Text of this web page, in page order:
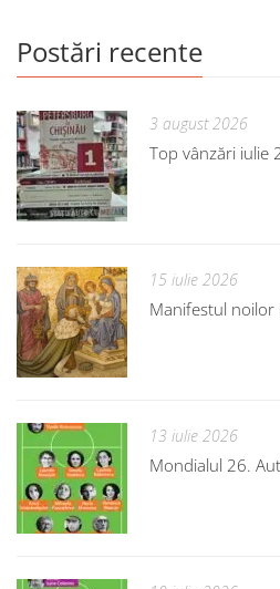
Postări recente
3 august 2026
Top vânzări iulie
15 iulie 2026
Manifestul noilor
13 iulie 2026
Mondialul 26.